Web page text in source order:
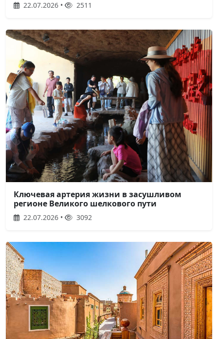
22.07.2026 • 2511
Ключевая артерия жизни в засушливом
регионе Великого шелкового пути
22.07.2026 • 3092